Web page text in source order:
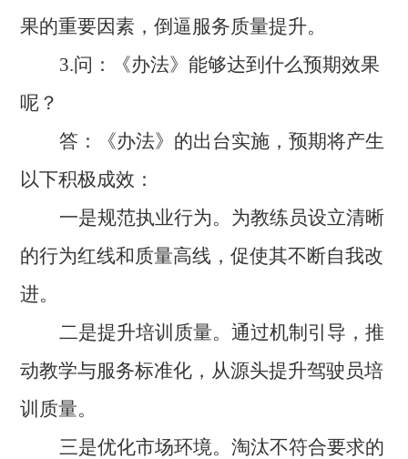
果的重要因素，倒逼服务质量提升。
3.问：《办法》能够达到什么预期效果
呢？
答：《办法》的出台实施，预期将产生
以下积极成效：
一是规范执业行为。为教练员设立清晰
的行为红线和质量高线，促使其不断自我改
进。
二是提升培训质量。通过机制引导，推
动教学与服务标准化，从源头提升驾驶员培
训质量。
三是优化市场环境。淘汰不符合要求的